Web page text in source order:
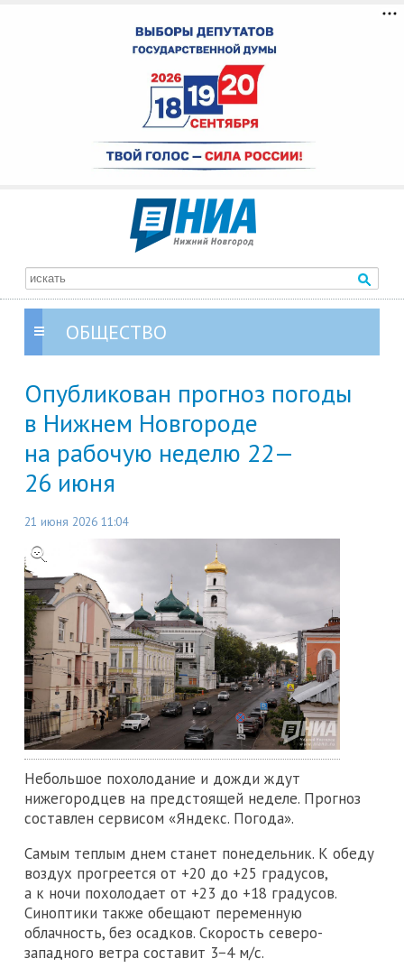
ОБЩЕСТВО
Опубликован прогноз погоды
в Нижнем Новгороде
на рабочую неделю 22—
26 июня
21 июня 2026 11:04
Небольшое похолодание и дожди ждут
нижегородцев на предстоящей неделе. Прогноз
составлен сервисом «Яндекс. Погода».
Самым теплым днем станет понедельник. К обеду
воздух прогреется от +20 до +25 градусов,
а к ночи похолодает от +23 до +18 градусов.
Синоптики также обещают переменную
облачность, без осадков. Скорость северо-
западного ветра составит 3−4 м/с.